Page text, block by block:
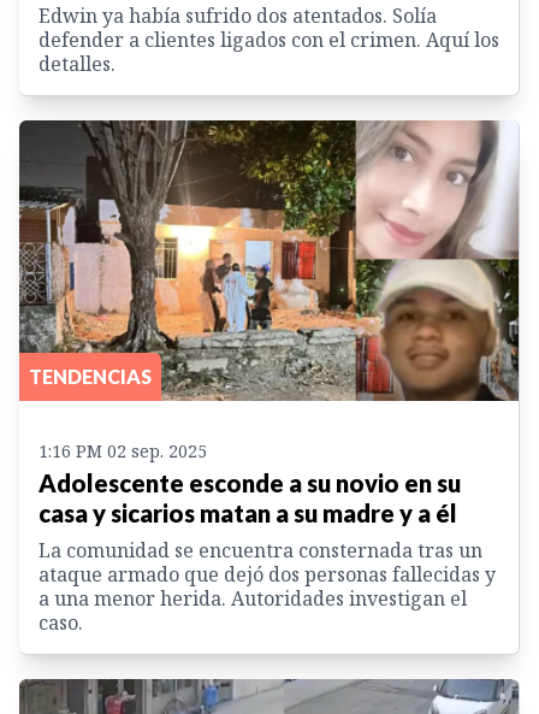
Edwin ya había sufrido dos atentados. Solía
defender a clientes ligados con el crimen. Aquí los
detalles.
TENDENCIAS
1:16 PM 02 sep. 2025
Adolescente esconde a su novio en su
casa y sicarios matan a su madre y a él
La comunidad se encuentra consternada tras un
ataque armado que dejó dos personas fallecidas y
a una menor herida. Autoridades investigan el
caso.